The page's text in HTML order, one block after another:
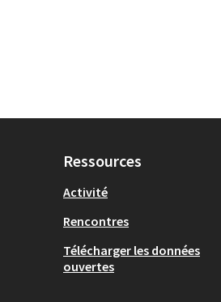
Ressources
Activité
Rencontres
Télécharger les données
ouvertes